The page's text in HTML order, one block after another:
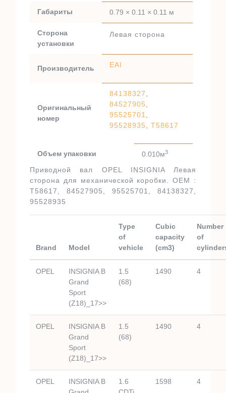
Габариты 0.79 × 0.11 × 0.11 м
Сторона
установки
Левая сторона
Производитель EAI
Оригинальный
номер
84138327
84527905
95525701
95528935
T58617
Объем упаковки 0.010м3
Приводной вал OPEL INSIGNIA Левая
сторона для механической коробки. OEM :
T58617, 84527905, 95525701, 84138327,
95528935
Brand Model
Type
of
vehicle
Cubic
capacity
(cm3)
Number
of
OPEL
INSIGNIA B
Grand
Sport
(Z18)_17>>
1.5
(68)
1490 4
OPEL
INSIGNIA B
Grand
Sport
(Z18)_17>>
1.5
(68)
1490 4
OPEL
INSIGNIA B
1.6
1598 4